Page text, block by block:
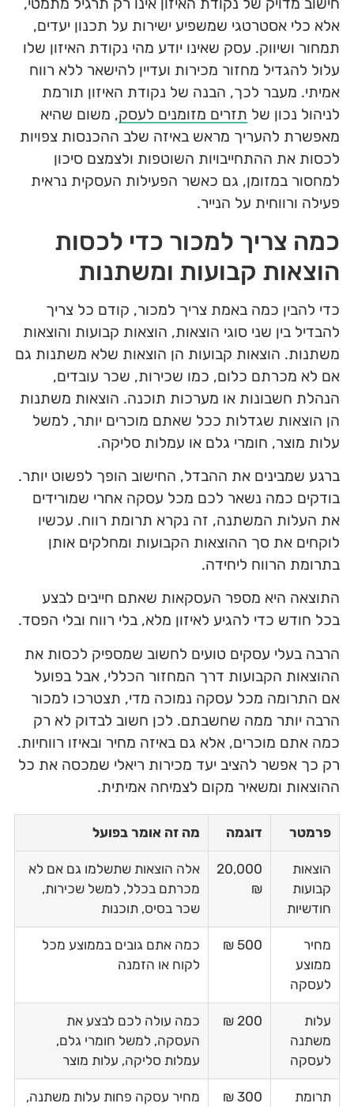
חישוב מדויק של נקודת האיזון אינו רק תרגיל מתמטי,
אלא כלי אסטרטגי שמשפיע ישירות על תכנון יעדים,
תמחור ושיווק. עסק שאינו יודע מהי נקודת האיזון שלו
עלול להגדיל מחזור מכירות ועדיין להישאר ללא רווח
אמיתי. מעבר לכך, הבנה של נקודת האיזון תורמת
לניהול נכון של תזרים מזומנים לעסק, משום שהיא
מאפשרת להעריך מראש באיזה שלב ההכנסות צפויות
לכסות את ההתחייבויות השוטפות ולצמצם סיכון
למחסור במזומן, גם כאשר הפעילות העסקית נראית
פעילה ורווחית על הנייר.
כמה צריך למכור כדי לכסות
הוצאות קבועות ומשתנות
כדי להבין כמה באמת צריך למכור, קודם כל צריך
להבדיל בין שני סוגי הוצאות, הוצאות קבועות והוצאות
משתנות. הוצאות קבועות הן הוצאות שלא משתנות גם
אם לא מכרתם כלום, כמו שכירות, שכר עובדים,
הנהלת חשבונות או מערכות תוכנה. הוצאות משתנות
הן הוצאות שגדלות ככל שאתם מוכרים יותר, למשל
עלות מוצר, חומרי גלם או עמלות סליקה.
ברגע שמבינים את ההבדל, החישוב הופך לפשוט יותר.
בודקים כמה נשאר לכם מכל עסקה אחרי שמורידים
את העלות המשתנה, זה נקרא תרומת רווח. עכשיו
לוקחים את סך ההוצאות הקבועות ומחלקים אותן
בתרומת הרווח ליחידה.
התוצאה היא מספר העסקאות שאתם חייבים לבצע
בכל חודש כדי להגיע לאיזון מלא, בלי רווח ובלי הפסד.
הרבה בעלי עסקים טועים לחשוב שמספיק לכסות את
ההוצאות הקבועות דרך המחזור הכללי, אבל בפועל
אם התרומה מכל עסקה נמוכה מדי, תצטרכו למכור
הרבה יותר ממה שחשבתם. לכן חשוב לבדוק לא רק
כמה אתם מוכרים, אלא גם באיזה מחיר ובאיזו רווחיות.
רק כך אפשר להציב יעד מכירות ריאלי שמכסה את כל
ההוצאות ומשאיר מקום לצמיחה אמיתית.
פרמטר דוגמה מה זה אומר בפועל
הוצאות
קבועות
חודשיות
20,000
₪
אלה הוצאות שתשלמו גם אם לא
מכרתם בכלל, למשל שכירות,
שכר בסיס, תוכנות
מחיר
ממוצע
לעסקה
500 ₪
כמה אתם גובים בממוצע מכל
לקוח או הזמנה
עלות
משתנה
לעסקה
200 ₪
כמה עולה לכם לבצע את
העסקה, למשל חומרי גלם,
עמלות סליקה, עלות מוצר
תרומת
300 ₪
מחיר עסקה פחות עלות משתנה,